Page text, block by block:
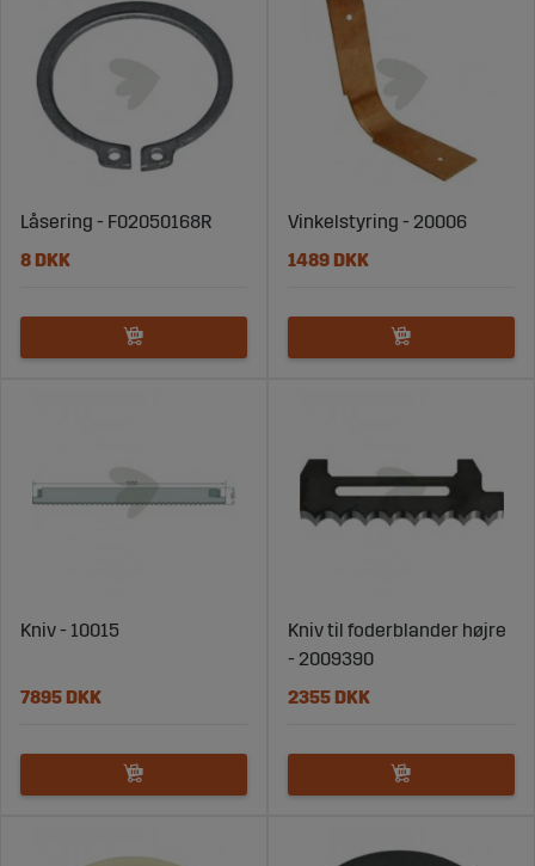
Låsering - F02050168R
8 DKK
Vinkelstyring - 20006
1489 DKK
Kniv - 10015
7895 DKK
Kniv til foderblander højre
- 2009390
2355 DKK